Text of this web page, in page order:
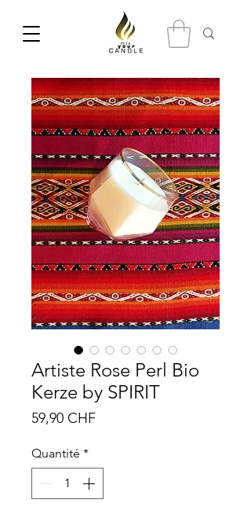
Artiste Rose Perl Bio
Kerze by SPIRIT
59,90 CHFPrix
Quantité *